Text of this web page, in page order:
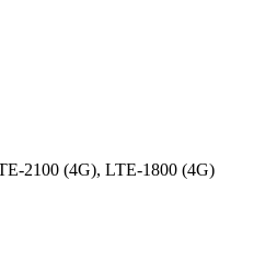
2100 (4G), LTE-1800 (4G)